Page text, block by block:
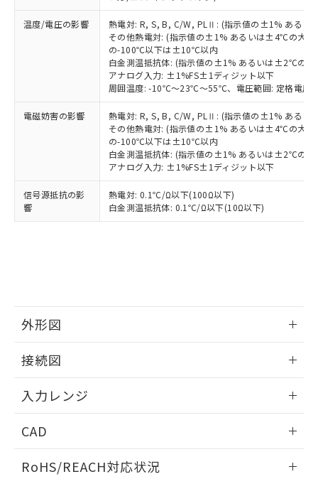
温度/電圧の影響
熱電対: R, S, B, C/W, PLⅡ: (指示値の±1% ある
その他熱電対: (指示値の±1% あるいは±4℃の大き
の-100℃以下は±10℃以内
白金測温抵抗体: (指示値の±1% あるいは±2℃の大
アナログ入力: ±1%FS±1ディジット以下
周囲温度: -10℃～23℃～55℃、電圧範囲: 定格電圧
電磁妨害の影響
熱電対: R, S, B, C/W, PLⅡ: (指示値の±1% ある
その他熱電対: (指示値の±1% あるいは±4℃の大き
の-100℃以下は±10℃以内
白金測温抵抗体: (指示値の±1% あるいは±2℃の大
アナログ入力: ±1%FS±1ディジット以下
信号源抵抗の影
響
熱電対: 0.1℃/Ω以下(100Ω以下)
白金測温抵抗体: 0.1℃/Ω以下(10Ω以下)
外形図
接続図
入力レンジ
CAD
ドすることができます。
RoHS/REACH対応状況
していることから、特段のことがない限
り、2022年1月12日より割愛しておりま